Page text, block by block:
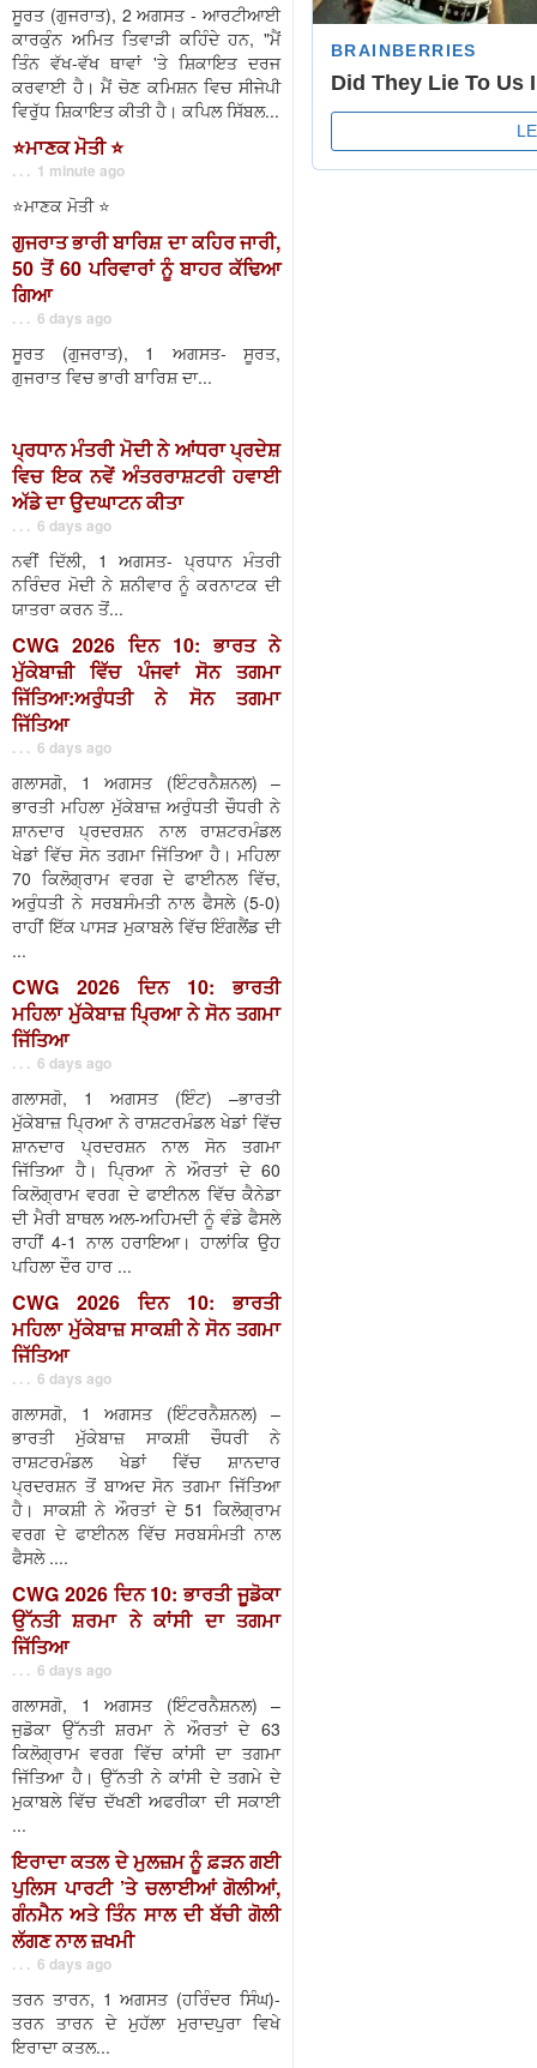
ਸੂਰਤ (ਗੁਜਰਾਤ), 2 ਅਗਸਤ - ਆਰਟੀਆਈ
ਕਾਰਕੁੰਨ ਅਮਿਤ ਤਿਵਾੜੀ ਕਹਿੰਦੇ ਹਨ, "ਮੈਂ
ਤਿੰਨ ਵੱਖ-ਵੱਖ ਥਾਵਾਂ 'ਤੇ ਸ਼ਿਕਾਇਤ ਦਰਜ
ਕਰਵਾਈ ਹੈ। ਮੈਂ ਚੋਣ ਕਮਿਸ਼ਨ ਵਿਚ ਸੀਜੇਪੀ
ਵਿਰੁੱਧ ਸ਼ਿਕਾਇਤ ਕੀਤੀ ਹੈ। ਕਪਿਲ ਸਿੱਬਲ...
⭐️ਮਾਣਕ ਮੋਤੀ ⭐️
. . . 1 minute ago
⭐️ਮਾਣਕ ਮੋਤੀ ⭐️
ਗੁਜਰਾਤ ਭਾਰੀ ਬਾਰਿਸ਼ ਦਾ ਕਹਿਰ ਜਾਰੀ,
50 ਤੋਂ 60 ਪਰਿਵਾਰਾਂ ਨੂੰ ਬਾਹਰ ਕੱਢਿਆ
ਗਿਆ
. . . 6 days ago
ਸੂਰਤ (ਗੁਜਰਾਤ), 1 ਅਗਸਤ- ਸੂਰਤ,
ਗੁਜਰਾਤ ਵਿਚ ਭਾਰੀ ਬਾਰਿਸ਼ ਦਾ...
ਪ੍ਰਧਾਨ ਮੰਤਰੀ ਮੋਦੀ ਨੇ ਆਂਧਰਾ ਪ੍ਰਦੇਸ਼
ਵਿਚ ਇਕ ਨਵੇਂ ਅੰਤਰਰਾਸ਼ਟਰੀ ਹਵਾਈ
ਅੱਡੇ ਦਾ ਉਦਘਾਟਨ ਕੀਤਾ
. . . 6 days ago
ਨਵੀਂ ਦਿੱਲੀ, 1 ਅਗਸਤ- ਪ੍ਰਧਾਨ ਮੰਤਰੀ
ਨਰਿੰਦਰ ਮੋਦੀ ਨੇ ਸ਼ਨੀਵਾਰ ਨੂੰ ਕਰਨਾਟਕ ਦੀ
ਯਾਤਰਾ ਕਰਨ ਤੋਂ...
CWG 2026 ਦਿਨ 10: ਭਾਰਤ ਨੇ
ਮੁੱਕੇਬਾਜ਼ੀ ਵਿੱਚ ਪੰਜਵਾਂ ਸੋਨ ਤਗਮਾ
ਜਿੱਤਿਆ:ਅਰੁੰਧਤੀ ਨੇ ਸੋਨ ਤਗਮਾ
ਜਿੱਤਿਆ
. . . 6 days ago
ਗਲਾਸਗੋ, 1 ਅਗਸਤ (ਇੰਟਰਨੈਸ਼ਨਲ) –
ਭਾਰਤੀ ਮਹਿਲਾ ਮੁੱਕੇਬਾਜ਼ ਅਰੁੰਧਤੀ ਚੌਧਰੀ ਨੇ
ਸ਼ਾਨਦਾਰ ਪ੍ਰਦਰਸ਼ਨ ਨਾਲ ਰਾਸ਼ਟਰਮੰਡਲ
ਖੇਡਾਂ ਵਿੱਚ ਸੋਨ ਤਗਮਾ ਜਿੱਤਿਆ ਹੈ। ਮਹਿਲਾ
70 ਕਿਲੋਗ੍ਰਾਮ ਵਰਗ ਦੇ ਫਾਈਨਲ ਵਿੱਚ,
ਅਰੁੰਧਤੀ ਨੇ ਸਰਬਸੰਮਤੀ ਨਾਲ ਫੈਸਲੇ (5-0)
ਰਾਹੀਂ ਇੱਕ ਪਾਸੜ ਮੁਕਾਬਲੇ ਵਿੱਚ ਇੰਗਲੈਂਡ ਦੀ
...
CWG 2026 ਦਿਨ 10: ਭਾਰਤੀ
ਮਹਿਲਾ ਮੁੱਕੇਬਾਜ਼ ਪ੍ਰਿਆ ਨੇ ਸੋਨ ਤਗਮਾ
ਜਿੱਤਿਆ
. . . 6 days ago
ਗਲਾਸਗੋ, 1 ਅਗਸਤ (ਇੰਟ) –ਭਾਰਤੀ
ਮੁੱਕੇਬਾਜ਼ ਪ੍ਰਿਆ ਨੇ ਰਾਸ਼ਟਰਮੰਡਲ ਖੇਡਾਂ ਵਿੱਚ
ਸ਼ਾਨਦਾਰ ਪ੍ਰਦਰਸ਼ਨ ਨਾਲ ਸੋਨ ਤਗਮਾ
ਜਿੱਤਿਆ ਹੈ। ਪ੍ਰਿਆ ਨੇ ਔਰਤਾਂ ਦੇ 60
ਕਿਲੋਗ੍ਰਾਮ ਵਰਗ ਦੇ ਫਾਈਨਲ ਵਿੱਚ ਕੈਨੇਡਾ
ਦੀ ਮੈਰੀ ਬਾਥਲ ਅਲ-ਅਹਿਮਦੀ ਨੂੰ ਵੰਡੇ ਫੈਸਲੇ
ਰਾਹੀਂ 4-1 ਨਾਲ ਹਰਾਇਆ। ਹਾਲਾਂਕਿ ਉਹ
ਪਹਿਲਾ ਦੌਰ ਹਾਰ ...
CWG 2026 ਦਿਨ 10: ਭਾਰਤੀ
ਮਹਿਲਾ ਮੁੱਕੇਬਾਜ਼ ਸਾਕਸ਼ੀ ਨੇ ਸੋਨ ਤਗਮਾ
ਜਿੱਤਿਆ
. . . 6 days ago
ਗਲਾਸਗੋ, 1 ਅਗਸਤ (ਇੰਟਰਨੈਸ਼ਨਲ) –
ਭਾਰਤੀ ਮੁੱਕੇਬਾਜ਼ ਸਾਕਸ਼ੀ ਚੌਧਰੀ ਨੇ
ਰਾਸ਼ਟਰਮੰਡਲ ਖੇਡਾਂ ਵਿੱਚ ਸ਼ਾਨਦਾਰ
ਪ੍ਰਦਰਸ਼ਨ ਤੋਂ ਬਾਅਦ ਸੋਨ ਤਗਮਾ ਜਿੱਤਿਆ
ਹੈ। ਸਾਕਸ਼ੀ ਨੇ ਔਰਤਾਂ ਦੇ 51 ਕਿਲੋਗ੍ਰਾਮ
ਵਰਗ ਦੇ ਫਾਈਨਲ ਵਿੱਚ ਸਰਬਸੰਮਤੀ ਨਾਲ
ਫੈਸਲੇ ....
CWG 2026 ਦਿਨ 10: ਭਾਰਤੀ ਜੂਡੋਕਾ
ਉੱਨਤੀ ਸ਼ਰਮਾ ਨੇ ਕਾਂਸੀ ਦਾ ਤਗਮਾ
ਜਿੱਤਿਆ
. . . 6 days ago
ਗਲਾਸਗੋ, 1 ਅਗਸਤ (ਇੰਟਰਨੈਸ਼ਨਲ) –
ਜੁਡੋਕਾ ਉੱਨਤੀ ਸ਼ਰਮਾ ਨੇ ਔਰਤਾਂ ਦੇ 63
ਕਿਲੋਗ੍ਰਾਮ ਵਰਗ ਵਿੱਚ ਕਾਂਸੀ ਦਾ ਤਗਮਾ
ਜਿੱਤਿਆ ਹੈ। ਉੱਨਤੀ ਨੇ ਕਾਂਸੀ ਦੇ ਤਗਮੇ ਦੇ
ਮੁਕਾਬਲੇ ਵਿੱਚ ਦੱਖਣੀ ਅਫਰੀਕਾ ਦੀ ਸਕਾਈ
...
ਇਰਾਦਾ ਕਤਲ ਦੇ ਮੁਲਜ਼ਮ ਨੂੰ ਫ਼ੜਨ ਗਈ
ਪੁਲਿਸ ਪਾਰਟੀ ’ਤੇ ਚਲਾਈਆਂ ਗੋਲੀਆਂ,
ਗੰਨਮੈਨ ਅਤੇ ਤਿੰਨ ਸਾਲ ਦੀ ਬੱਚੀ ਗੋਲੀ
ਲੱਗਣ ਨਾਲ ਜ਼ਖਮੀ
. . . 6 days ago
ਤਰਨ ਤਾਰਨ, 1 ਅਗਸਤ (ਹਰਿੰਦਰ ਸਿੰਘ)-
ਤਰਨ ਤਾਰਨ ਦੇ ਮੁਹੱਲਾ ਮੁਰਾਦਪੁਰਾ ਵਿਖੇ
ਇਰਾਦਾ ਕਤਲ...